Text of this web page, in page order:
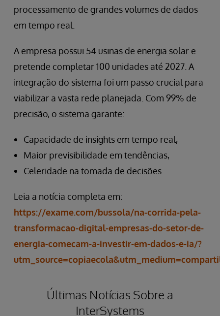
processamento de grandes volumes de dados
em tempo real.
A empresa possui 54 usinas de energia solar e
pretende completar 100 unidades até 2027. A
integração do sistema foi um passo crucial para
viabilizar a vasta rede planejada. Com 99% de
precisão, o sistema garante:
Capacidade de insights em tempo real,
Maior previsibilidade em tendências,
Celeridade na tomada de decisões.
Leia a notícia completa em:
https://exame.com/bussola/na-corrida-pela-
transformacao-digital-empresas-do-setor-de-
energia-comecam-a-investir-em-dados-e-ia/?
Últimas Notícias Sobre a
InterSystems